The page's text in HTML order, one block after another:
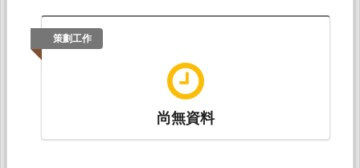
事業に関する一考察―「おもてなしone day
trip」プロジェクトを事例にして―. In Hsien-
Chin Liou (Ed.),
Foreign languages and literature teaching
188). : Department of Foreign Languages and
Literature, Feng Chia University.(ISBN：978-
佐藤良子（内田良子）,平田亜紀，福本明子，宮
策劃工作
尚無資料